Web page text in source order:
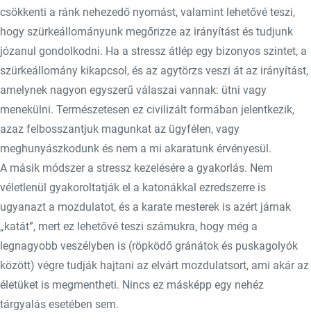
csökkenti a ránk nehezedő nyomást, valamint lehetővé teszi,
hogy szürkeállományunk megőrizze az irányítást és tudjunk
józanul gondolkodni. Ha a stressz átlép egy bizonyos szintet, a
szürkeállomány kikapcsol, és az agytörzs veszi át az irányítást,
amelynek nagyon egyszerű válaszai vannak: ütni vagy
menekülni. Természetesen ez civilizált formában jelentkezik,
azaz felbosszantjuk magunkat az ügyfélen, vagy
meghunyászkodunk és nem a mi akaratunk érvényesül.
A másik módszer a stressz kezelésére a gyakorlás. Nem
véletlenül gyakoroltatják el a katonákkal ezredszerre is
ugyanazt a mozdulatot, és a karate mesterek is azért járnak
„katát”, mert ez lehetővé teszi számukra, hogy még a
legnagyobb veszélyben is (röpködő gránátok és puskagolyók
között) végre tudják hajtani az elvárt mozdulatsort, ami akár az
életüket is megmentheti. Nincs ez másképp egy nehéz
tárgyalás esetében sem.